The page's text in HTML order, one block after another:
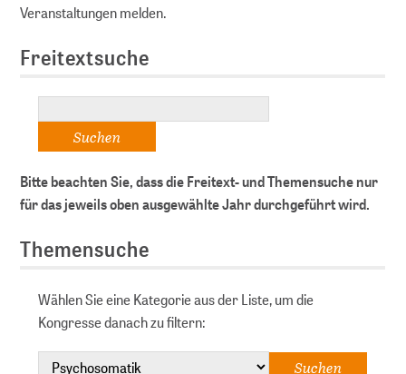
Veranstaltungen melden.
Freitextsuche
Bitte beachten Sie, dass die Freitext- und Themensuche nur
für das jeweils oben ausgewählte Jahr durchgeführt wird.
Themensuche
Wählen Sie eine Kategorie aus der Liste, um die
Kongresse danach zu filtern: